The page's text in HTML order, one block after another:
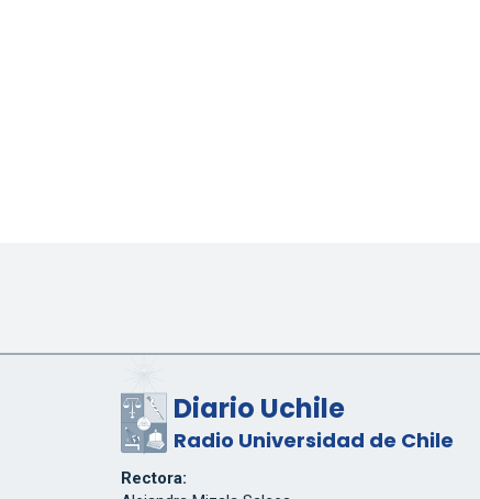
Diario Uchile
Radio Universidad de Chile
Rectora: